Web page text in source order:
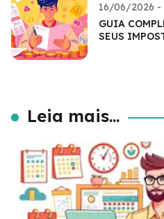
16/06/2026 -
GUIA
SEUS
Leia mais...